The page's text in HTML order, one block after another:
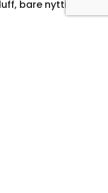
bare nyttig